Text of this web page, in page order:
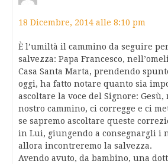
18 Dicembre, 2014 alle 8:10 pm
È l’umiltà il cammino da seguire
salvezza: Papa Francesco,
Casa Santa Marta, prendendo
oggi, ha fatto notare quanto sia
ascoltare la voce del Signore: Gesù,
nostro cammino, ci corregge e ci
se sapremo ascoltare queste
in Lui, giungendo a consegnargli i
allora incontreremo la salvezza.
Avendo avuto, da bambino, una